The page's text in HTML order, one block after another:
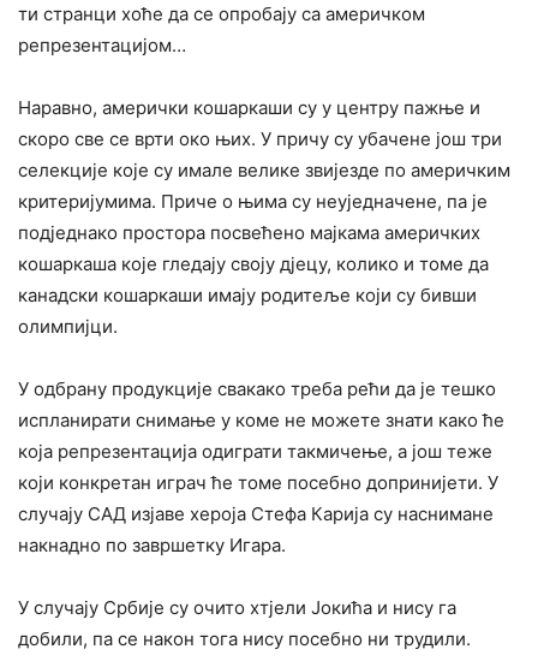
ти странци хоће да се опробају са америчком
репрезентацијом…
Наравно, амерички кошаркаши су у центру пажње и
скоро све се врти око њих. У причу су убачене још три
селекције које су имале велике звијезде по америчким
критеријумима. Приче о њима су неуједначене, па је
подједнако простора посвећено мајкама америчких
кошаркаша које гледају своју дјецу, колико и томе да
канадски кошаркаши имају родитеље који су бивши
олимпијци.
У одбрану продукције свакако треба рећи да је тешко
испланирати снимање у коме не можете знати како ће
која репрезентација одиграти такмичење, а још теже
који конкретан играч ће томе посебно допринијети. У
случају САД изјаве хероја Стефа Карија су наснимане
накнадно по завршетку Игара.
У случају Србије су очито хтјели Јокића и нису га
добили, па се након тога нису посебно ни трудили.